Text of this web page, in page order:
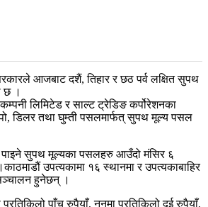
आजबाट दशैं, तिहार र छठ पर्व लक्षित सुपथ
छ ।
कम्पनी लिमिटेड र साल्ट ट्रेडिङ कर्पोरेशनका
डिलर तथा घुम्ती पसलमार्फत् सुपथ मूल्य पसल
पाइने सुपथ मूल्यका पसलहरु आउँदो मंसिर ६
उपत्यकामा १६ स्थानमा र उपत्यकाबाहिर
हुनेछन् ।
पाँच रुपैयाँ, नुनमा प्रतिकिलो दुई रुपैयाँ,